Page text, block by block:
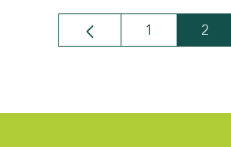
Seite
1 Seite
2